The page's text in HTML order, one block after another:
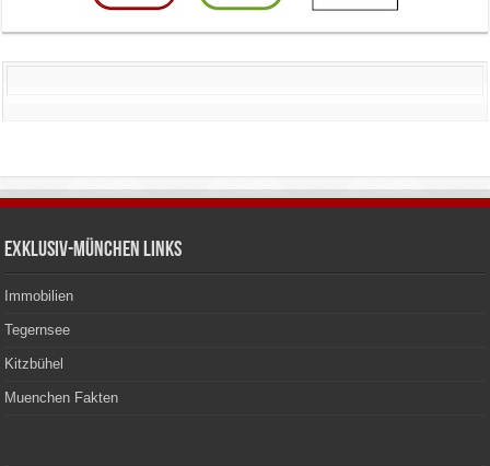
Exklusiv-München Links
Immobilien
Tegernsee
Kitzbühel
Muenchen Fakten